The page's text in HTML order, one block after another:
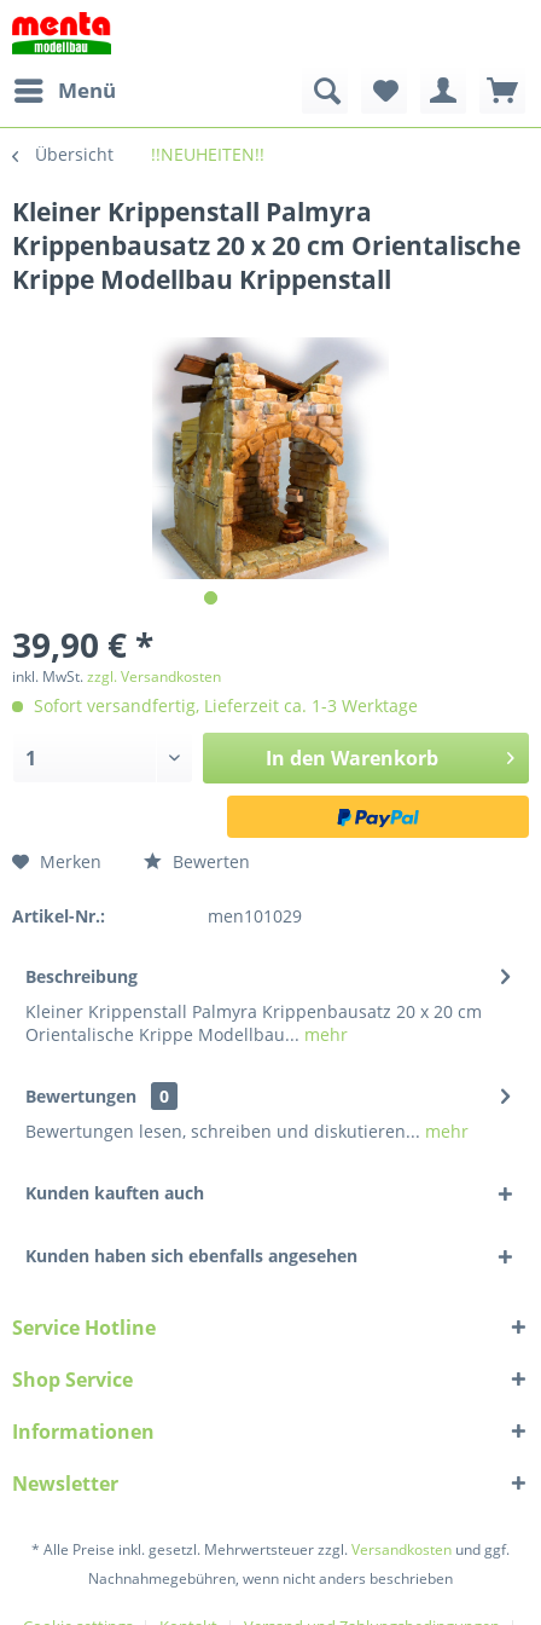
Menü
Übersicht !!NEUHEITEN!!
Kleiner Krippenstall Palmyra
Krippenbausatz 20 x 20 cm Orientalische
Krippe Modellbau Krippenstall
39,90 € *
inkl. MwSt.zzgl. Versandkosten
Sofort versandfertig, Lieferzeit ca. 1-3 Werktage
In den Warenkorb
Merken Bewerten
Artikel-Nr.: men101029
Beschreibung
Kleiner Krippenstall Palmyra Krippenbausatz 20 x 20 cm
Orientalische Krippe Modellbau... mehr
Bewertungen
0
Bewertungen lesen, schreiben und diskutieren... mehr
Kunden kauften auch
Kunden haben sich ebenfalls angesehen
Service Hotline
Shop Service
Informationen
Newsletter
* Alle Preise inkl. gesetzl. Mehrwertsteuer zzgl.Versandkosten und ggf.
Nachnahmegebühren, wenn nicht anders beschrieben